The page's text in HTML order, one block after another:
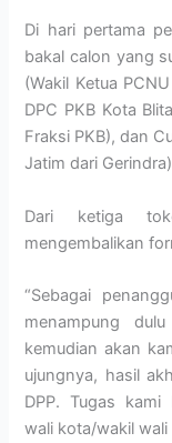
Di hari pertama
bakal calon yang
(Wakil Ketua
DPC PKB Kota
Fraksi PKB), dan
Jatim dari
Dari ketiga
mengembalikan
“Sebagai
menampung
kemudian akan
ujungnya, hasil
DPP. Tugas kami
wali kota/wakil